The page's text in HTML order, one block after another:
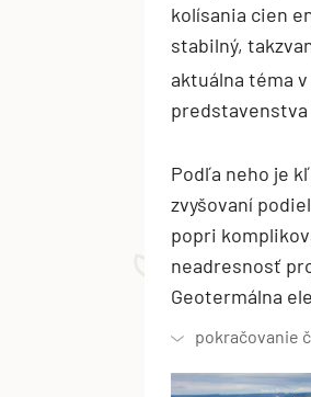
kolísania cien
stabilný,
aktuálna téma
predstavenstva
Podľa neho je
zvyšovaní
popri
neadresnosť
Geotermálna